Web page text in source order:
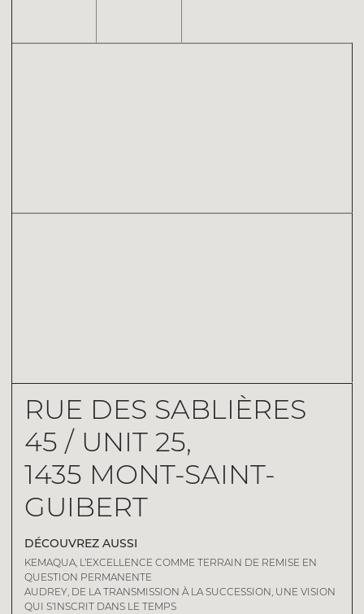
RUE DES SABLIÈRES
45 / UNIT 25,
1435 MONT-SAINT-
GUIBERT
DÉCOUVREZ AUSSI
KEMAQUA, L’EXCELLENCE COMME TERRAIN DE REMISE EN
QUESTION PERMANENTE
AUDREY, DE LA TRANSMISSION À LA SUCCESSION, UNE VISION
QUI S’INSCRIT DANS LE TEMPS